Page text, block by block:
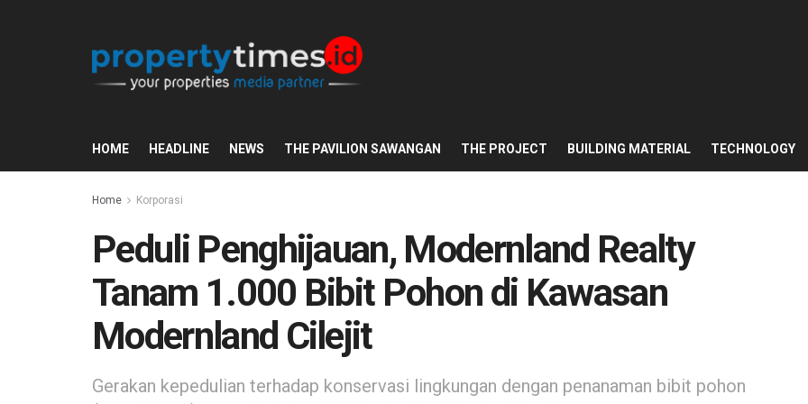
HOME HEADLINE NEWS THE PAVILION SAWANGAN THE PROJECT BUILDING MATERIAL TECHNOLOGY
Home Korporasi
Peduli Penghijauan, Modernland Realty
Tanam 1.000 Bibit Pohon di Kawasan
Modernland Cilejit
Gerakan kepedulian terhadap konservasi lingkungan dengan penanaman bibit pohon